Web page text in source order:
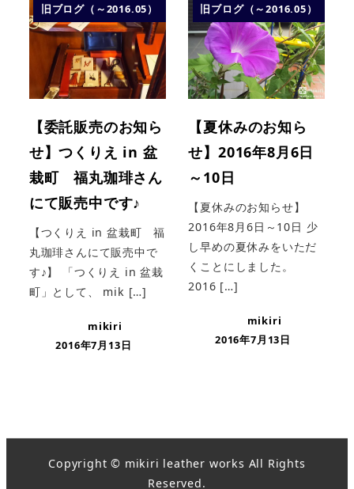
旧ブログ（～2016.05）
【委託販売のお知ら
せ】つくりえ in 盆
栽町 福丸珈琲さん
にて販売中です♪
【つくりえ in 盆栽町 福
丸珈琲さんにて販売中で
す♪】 「つくりえ in 盆栽
町」として、 mik […]
mikiri
2016年7月13日
旧ブログ（～2016.05）
【夏休みのお知ら
せ】2016年8月6日
～10日
【夏休みのお知らせ】
2016年8月6日～10日 少
し早めの夏休みをいただ
くことにしました。
2016 […]
mikiri
2016年7月13日
Copyright © mikiri leather works All Rights
Reserved.